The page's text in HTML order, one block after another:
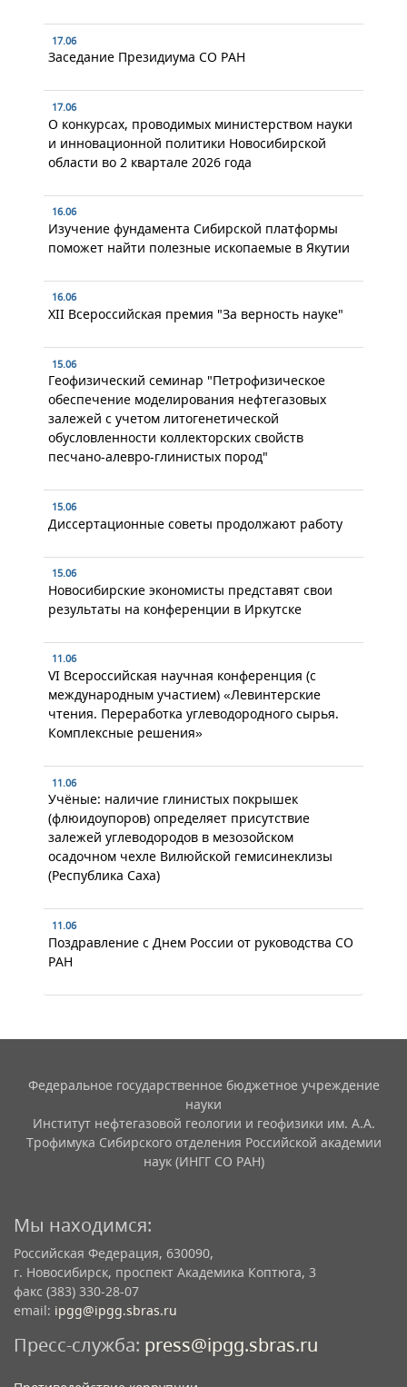
17.06
Заседание Президиума СО РАН
17.06
О конкурсах, проводимых министерством науки
и инновационной политики Новосибирской
области во 2 квартале 2026 года
16.06
Изучение фундамента Сибирской платформы
поможет найти полезные ископаемые в Якутии
16.06
XII Всероссийская премия "За верность науке"
15.06
Геофизический семинар "Петрофизическое
обеспечение моделирования нефтегазовых
залежей с учетом литогенетической
обусловленности коллекторских свойств
песчано-алевро-глинистых пород"
15.06
Диссертационные советы продолжают работу
15.06
Новосибирские экономисты представят свои
результаты на конференции в Иркутске
11.06
VI Всероссийская научная конференция (с
международным участием) «Левинтерские
чтения. Переработка углеводородного сырья.
Комплексные решения»
11.06
Учёные: наличие глинистых покрышек
(флюидоупоров) определяет присутствие
залежей углеводородов в мезозойском
осадочном чехле Вилюйской гемисинеклизы
(Республика Саха)
11.06
Поздравление с Днем России от руководства СО
РАН
Федеральное государственное бюджетное учреждение
науки
Институт нефтегазовой геологии и геофизики им. А.А.
Трофимука Сибирского отделения Российской академии
наук (ИНГГ СО РАН)
Мы находимся:
Российская Федерация, 630090,
г. Новосибирск, проспект Академика Коптюга, 3
факс (383) 330-28-07
email: ipgg@ipgg.sbras.ru
Пресс-служба: press@ipgg.sbras.ru